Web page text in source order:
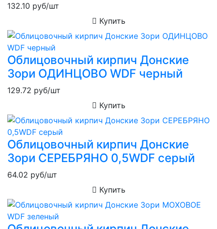
132.10 руб/шт
Купить
Облицовочный кирпич Донские
Зори ОДИНЦОВО WDF черный
129.72 руб/шт
Купить
Облицовочный кирпич Донские
Зори СЕРЕБРЯНО 0,5WDF серый
64.02 руб/шт
Купить